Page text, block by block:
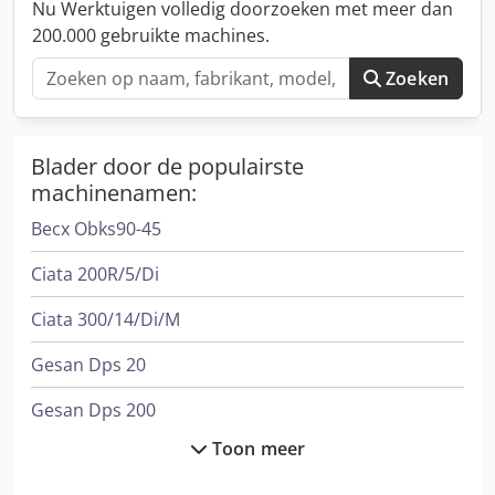
de video: youtube.com/watch?v=cT5JA-PGM-c Verkoop
wegens fabrieksluiting. Bekijk gerust inclusief video.
Rekman Maskin & Service – service van CNC-machines
sinds 1986.
Nu Werktuigen volledig doorzoeken met meer dan
200.000 gebruikte machines.
Zoeken
Blader door de populairste
machinenamen:
Becx Obks90-45
Ciata 200R/5/Di
Ciata 300/14/Di/M
Gesan Dps 20
Gesan Dps 200
Toon meer